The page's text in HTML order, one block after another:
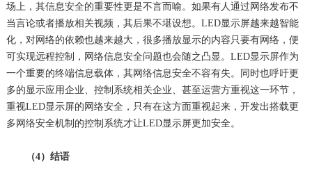
场上，其信息安全的重要性更是不言而喻。如果有人通过网络发布不
当言论或者播放相关视频，其后果不堪设想。LED显示屏越来越智能
化，对网络的依赖也越来越大，很多播放显示的内容只要有网络，便
可实现远程控制，网络信息安全问题也会随之凸显。LED显示屏作为
一个重要的终端信息载体，其网络信息安全不容有失。同时也呼吁更
多的显示应用企业、控制系统相关企业、甚至运营方重视这一环节，
重视LED显示屏的网络安全，只有在这方面重视起来，开发出搭载更
多网络安全机制的控制系统才让LED显示屏更加安全。
（4）结语